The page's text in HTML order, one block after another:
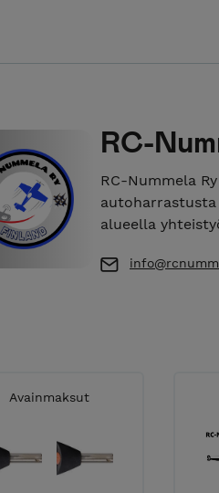
RC-
RC-Nummela
alueella
Avainmaksut